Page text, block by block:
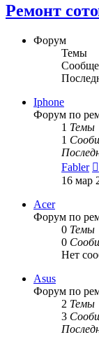
Ремонт
Форум
Темы
Iphone
Форум по
1 Темы
1
Fabler
16 мар
Acer
Форум по
0 Темы
0
Нет
Asus
Форум по
2 Темы
3